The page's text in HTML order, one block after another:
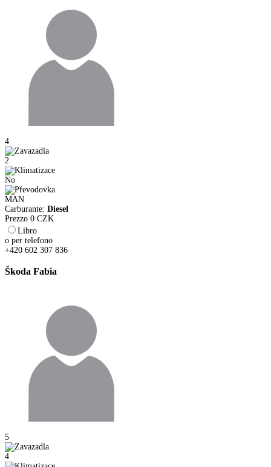
4
2
No
MAN
Carburante: Diesel
Prezzo 0 CZK
Libro
o per telefono
+420 602 307 836
Škoda Fabia
5
4